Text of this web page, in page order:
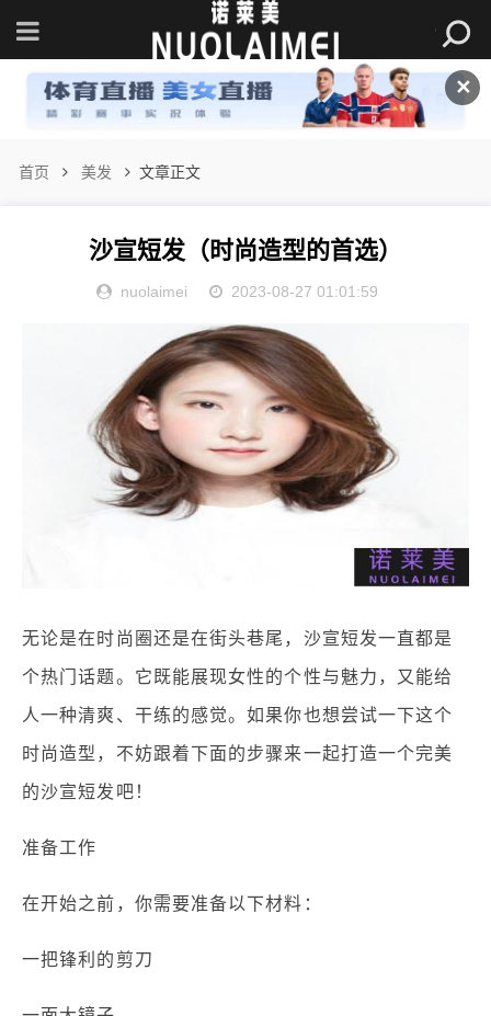
✕
首页 美发 文章正文
沙宣短发（时尚造型的首选）
nuolaimei 2023-08-27 01:01:59
无论是在时尚圈还是在街头巷尾，沙宣短发一直都是
个热门话题。它既能展现女性的个性与魅力，又能给
人一种清爽、干练的感觉。如果你也想尝试一下这个
时尚造型，不妨跟着下面的步骤来一起打造一个完美
的沙宣短发吧！
准备工作
在开始之前，你需要准备以下材料：
一把锋利的剪刀